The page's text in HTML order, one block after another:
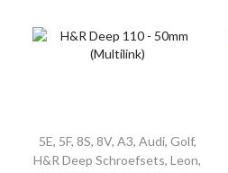
5E, 5F, 8S, 8V, A3, Audi, Golf,
H&R Deep Schroefsets,Leon,